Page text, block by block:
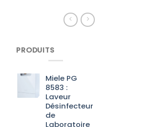
PRODUITS
Miele PG
8583 :
Laveur
Désinfecteur
de
Laboratoire